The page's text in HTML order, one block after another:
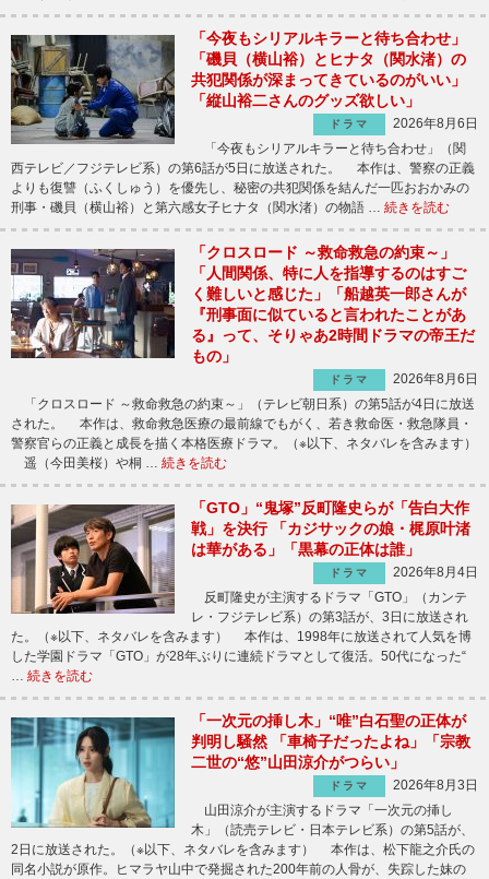
「今夜もシリアルキラーと待ち合わせ」
「磯貝（横山裕）とヒナタ（関水渚）の
共犯関係が深まってきているのがいい」
「縦山裕二さんのグッズ欲しい」
ドラマ
2026年8月6日
「今夜もシリアルキラーと待ち合わせ」（関
西テレビ／フジテレビ系）の第6話が5日に放送された。 本作は、警察の正義
よりも復讐（ふくしゅう）を優先し、秘密の共犯関係を結んだ一匹おおかみの
刑事・磯貝（横山裕）と第六感女子ヒナタ（関水渚）の物語 … 続きを読む
「クロスロード ～救命救急の約束～」
「人間関係、特に人を指導するのはすご
く難しいと感じた」「船越英一郎さんが
『刑事面に似ていると言われたことがあ
る』って、そりゃあ2時間ドラマの帝王だ
もの」
ドラマ
2026年8月6日
「クロスロード ～救命救急の約束～」（テレビ朝日系）の第5話が4日に放送
された。 本作は、救命救急医療の最前線でもがく、若き救命医・救急隊員・
警察官らの正義と成長を描く本格医療ドラマ。（※以下、ネタバレを含みます）
遥（今田美桜）や桐 … 続きを読む
「GTO」“鬼塚”反町隆史らが「告白大作
戦」を決行 「カジサックの娘・梶原叶渚
は華がある」「黒幕の正体は誰」
ドラマ
2026年8月4日
反町隆史が主演するドラマ「GTO」（カンテ
レ・フジテレビ系）の第3話が、3日に放送され
た。（※以下、ネタバレを含みます） 本作は、1998年に放送されて人気を博
した学園ドラマ「GTO」が28年ぶりに連続ドラマとして復活。50代になった“
続きを読む
「一次元の挿し木」“唯”白石聖の正体が
判明し騒然 「車椅子だったよね」「宗教
二世の“悠”山田涼介がつらい」
ドラマ
2026年8月3日
山田涼介が主演するドラマ「一次元の挿し
木」（読売テレビ・日本テレビ系）の第5話が、
2日に放送された。（※以下、ネタバレを含みます） 本作は、松下龍之介氏の
同名小説が原作。ヒマラヤ山中で発掘された200年前の人骨が、失踪した妹の